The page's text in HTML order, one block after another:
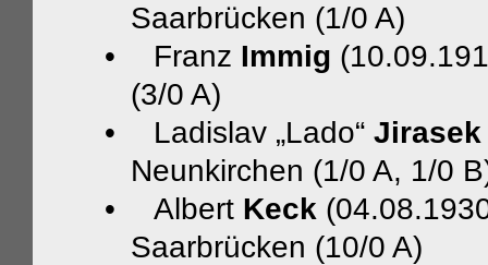
Saarbrücken (1/0 A)
•
Franz Immig
(3/0 A)
•
Ladislav „Lado“ Jirasek
Neunkirchen (1/0 A, 1/0
•
Albert Keck
Saarbrücken (10/0 A)